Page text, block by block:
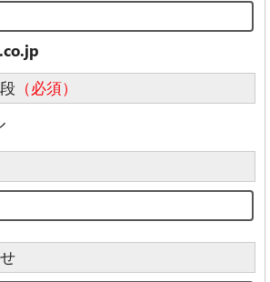
（必須）